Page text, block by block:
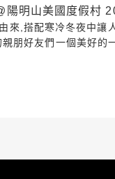
陽明山美國度假村
來,搭配寒冷冬夜中讓
朋好友們一個美好的